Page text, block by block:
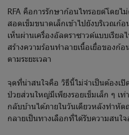
RFA คือการรักษาก้อนไทรอยด์โดย
สอดเข็มขนาดเล็กเข้าไปยังบริเวณก้
เห็นผ่านเครื่องอัลตราซาวด์แบบเรีย
สร้างความร้อนทำลายเนื้อเยื่อของก้
ตามระยะเวลา
จุดที่น่าสนใจคือ วิธีนี้ไม่จำเป็นต้องเ
ป่วยส่วนใหญ่มีเพียงรอยเข็มเล็ก ๆ เ
กลับบ้านได้ภายในวันเดียวหลังทำหัต
กลายเป็นทางเลือกที่ได้รับความสนใ